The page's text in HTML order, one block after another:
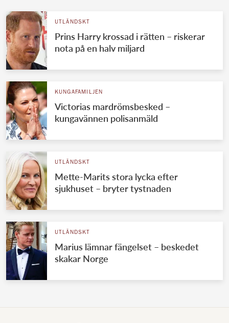
UTLÄNDSKT
Prins Harry krossad i rätten – riskerar
nota på en halv miljard
KUNGAFAMILJEN
Victorias mardrömsbesked –
kungavännen polisanmäld
UTLÄNDSKT
Mette-Marits stora lycka efter
sjukhuset – bryter tystnaden
UTLÄNDSKT
Marius lämnar fängelset – beskedet
skakar Norge